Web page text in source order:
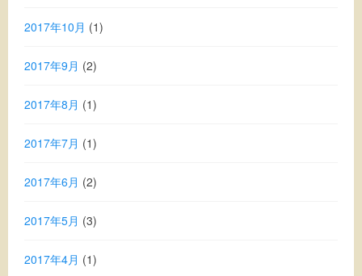
2017年10月 (1)
2017年9月 (2)
2017年8月 (1)
2017年7月 (1)
2017年6月 (2)
2017年5月 (3)
2017年4月 (1)